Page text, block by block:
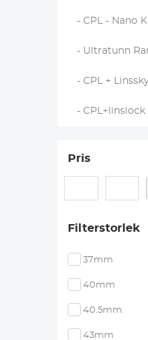
- CPL - Nano K
Pris
Filterstorlek
37mm
40mm
40.5mm
43mm